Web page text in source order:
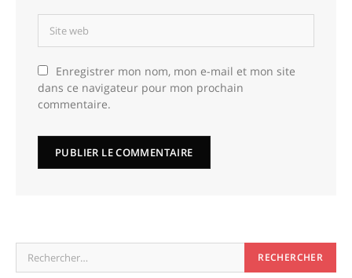
Enregistrer mon nom, mon e-mail et mon site
dans ce navigateur pour mon prochain
commentaire.